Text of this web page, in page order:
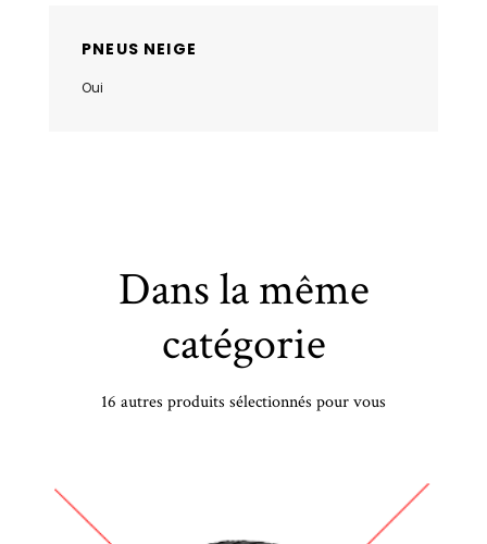
PNEUS NEIGE
Oui
Dans la même
catégorie
16 autres produits sélectionnés pour vous